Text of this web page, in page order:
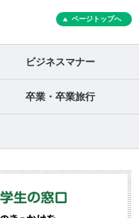
ページトップへ
ビジネスマナー
卒業・卒業旅行